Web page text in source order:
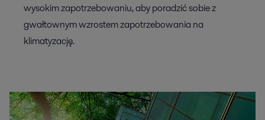
wysokim zapotrzebowaniu, aby poradzić sobie z
gwałtownym wzrostem zapotrzebowania na
klimatyzację.